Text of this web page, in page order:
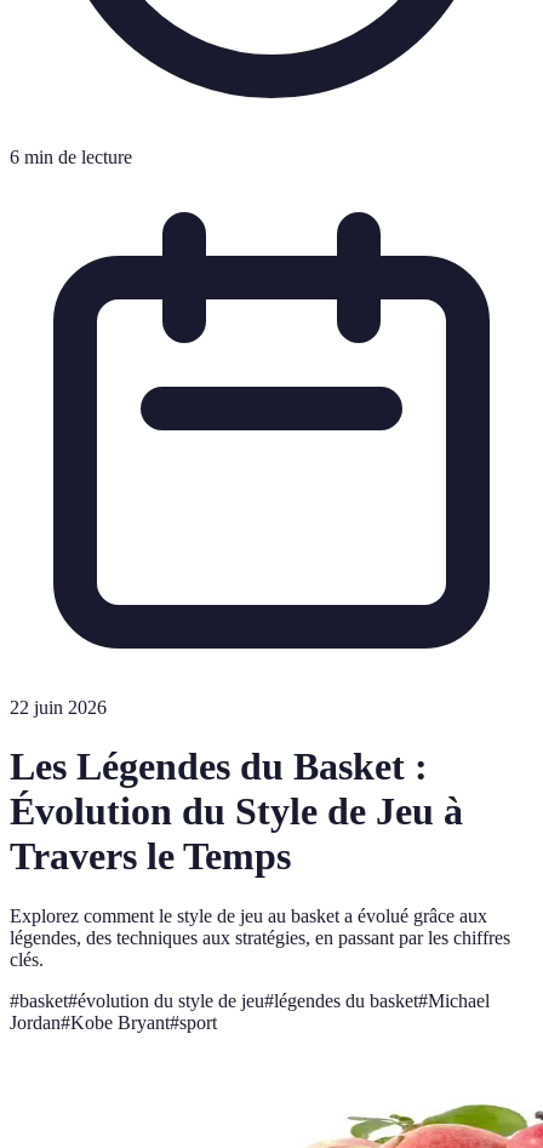
6 min de lecture
22 juin 2026
Les Légendes du Basket :
Évolution du Style de Jeu à
Travers le Temps
Explorez comment le style de jeu au basket a évolué grâce aux
légendes, des techniques aux stratégies, en passant par les chiffres
clés.
#basket#évolution du style de jeu#légendes du basket#Michael
Jordan#Kobe Bryant#sport